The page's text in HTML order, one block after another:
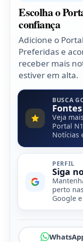
Escolha o
confiança
Adicione o
Preferidas e
receber mais
estiver em alta.
BUSCA
Veja
Portal
Notícias
PERFIL
Siga
perto
Google